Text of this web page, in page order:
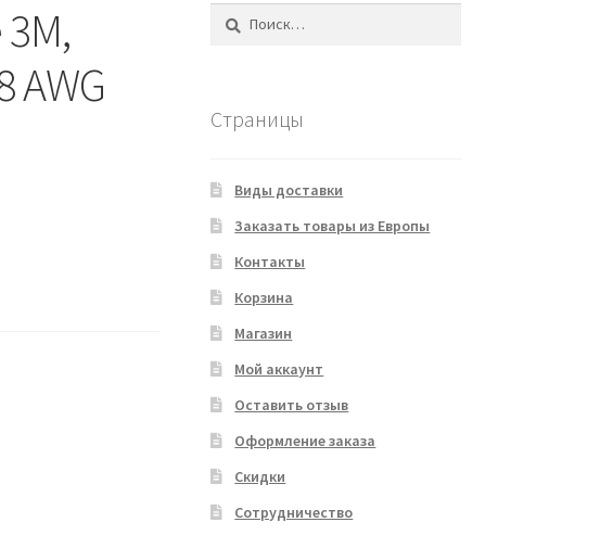
AWG
Страницы
Виды доставки
Заказать товары из Европы
Контакты
Корзина
Магазин
Мой аккаунт
Оставить отзыв
Оформление заказа
Скидки
Сотрудничество